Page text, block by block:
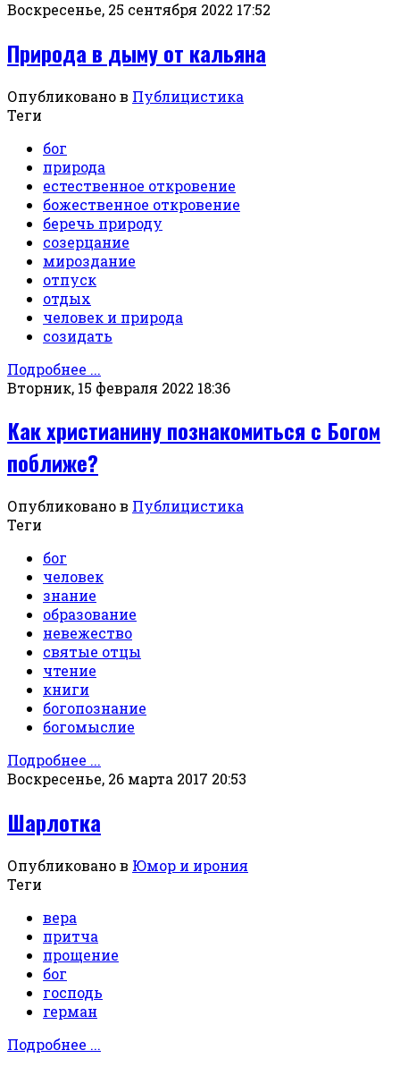
Воскресенье, 25 сентября 2022 17:52
Природа в дыму от кальяна
Опубликовано в Публицистика
Теги
бог
природа
естественное откровение
божественное откровение
беречь природу
созерцание
мироздание
отпуск
отдых
человек и природа
созидать
Подробнее ...
Вторник, 15 февраля 2022 18:36
Как христианину познакомиться с Богом
поближе?
Опубликовано в Публицистика
Теги
бог
человек
знание
образование
невежество
святые отцы
чтение
книги
богопознание
богомыслие
Подробнее ...
Воскресенье, 26 марта 2017 20:53
Шарлотка
Опубликовано в Юмор и ирония
Теги
вера
притча
прощение
бог
господь
герман
Подробнее ...